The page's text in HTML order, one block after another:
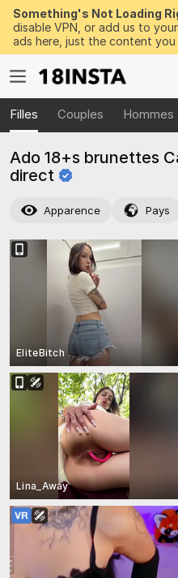
Something's Not Loading
disable VPN, or add us to
ads here, just the content you
Filles Couples Hommes
Ado 18+s brunettes
direct
Apparence Pays
EliteBitch
Lina_Away